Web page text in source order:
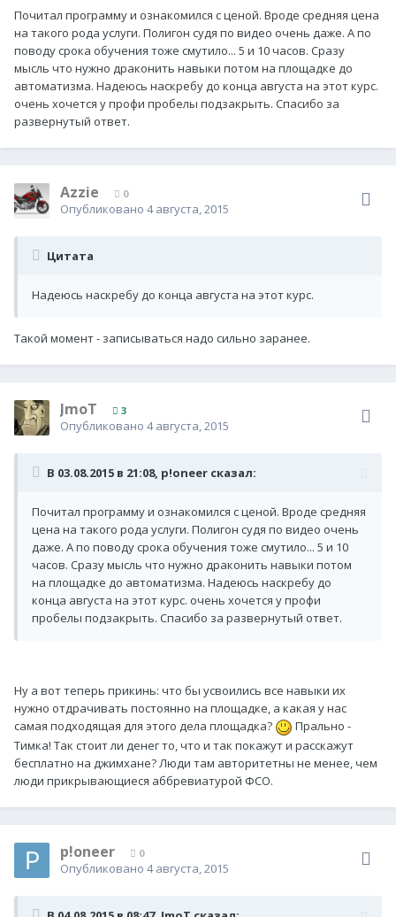
Почитал программу и ознакомился с ценой. Вроде средняя цена
на такого рода услуги. Полигон судя по видео очень даже. А по
поводу срока обучения тоже смутило... 5 и 10 часов. Сразу
мысль что нужно драконить навыки потом на площадке до
автоматизма. Надеюсь наскребу до конца августа на этот курс.
очень хочется у профи пробелы подзакрыть. Спасибо за
развернутый ответ.
Azzie 0
Опубликовано 4 августа, 2015
Цитата
Надеюсь наскребу до конца августа на этот курс.
Такой момент - записываться надо сильно заранее.
JmoT 3
Опубликовано 4 августа, 2015
В 03.08.2015 в 21:08, p!oneer сказал:
Почитал программу и ознакомился с ценой. Вроде средняя
цена на такого рода услуги. Полигон судя по видео очень
даже. А по поводу срока обучения тоже смутило... 5 и 10
часов. Сразу мысль что нужно драконить навыки потом
на площадке до автоматизма. Надеюсь наскребу до
конца августа на этот курс. очень хочется у профи
пробелы подзакрыть. Спасибо за развернутый ответ.
Ну а вот теперь прикинь: что бы усвоились все навыки их
нужно отдрачивать постоянно на площадке, а какая у нас
самая подходящая для этого дела площадка?
Прально -
Тимка! Так стоит ли денег то, что и так покажут и расскажут
бесплатно на джимхане? Люди там авторитетны не менее, чем
люди прикрывающиеся аббревиатурой ФСО.
p!oneer 0
Опубликовано 4 августа, 2015